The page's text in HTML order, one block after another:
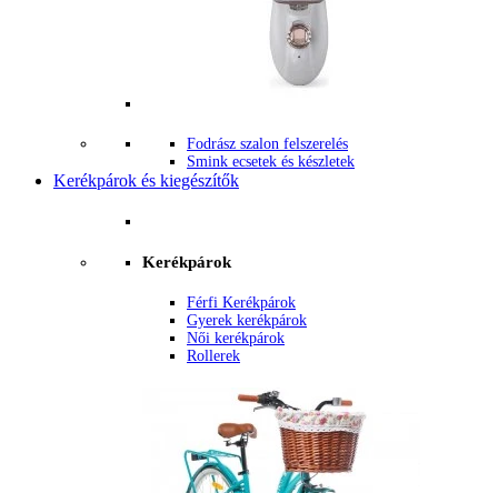
Fodrász szalon felszerelés
Smink ecsetek és készletek
Kerékpárok és kiegészítők
Kerékpárok
Férfi Kerékpárok
Gyerek kerékpárok
Női kerékpárok
Rollerek